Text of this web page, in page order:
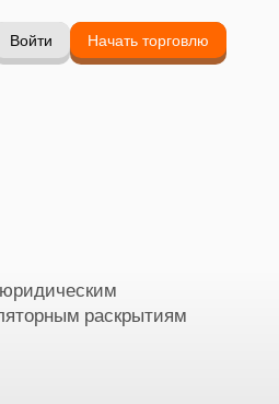
Войти Начать торговлю
раскрытиям